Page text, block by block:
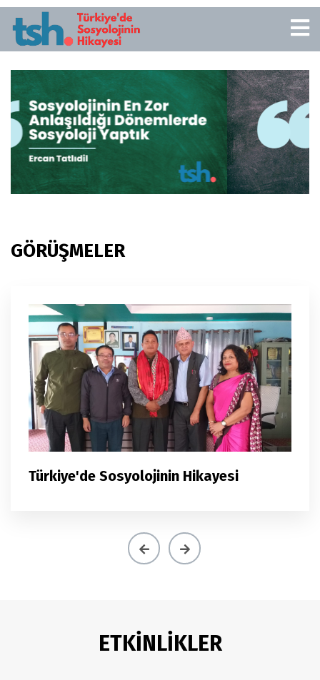
GÖRÜŞMELER
Türkiye'de Sosyolojinin Hikayesi
ETKİNLİKLER